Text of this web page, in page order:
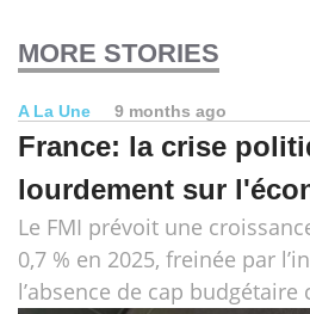
MORE STORIES
A La Une 9 months ago
France: la crise
lourdement sur
Le FMI prévoit une
0,7 % en 2025, freinée par
l’absence de cap budgétaire